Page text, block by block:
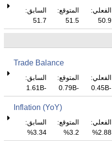
الفعلي:
50.9
المتوقع:
51.5
السابق:
51.7
Trade Balance
الفعلي:
-0.45B
المتوقع:
-0.79B
السابق:
-1.61B
Inflation (YoY)
الفعلي:
2.88%
المتوقع:
3.2%
السابق:
3.34%